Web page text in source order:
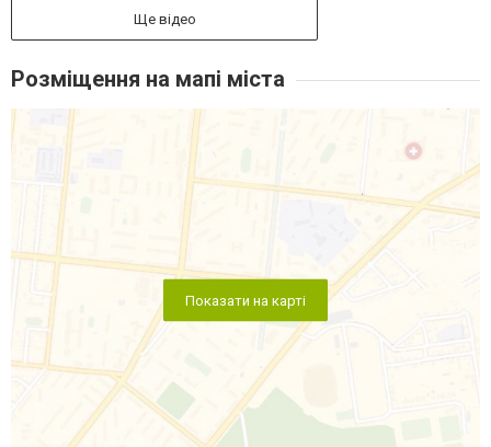
Ще відео
Розміщення на мапі міста
Показати на карті